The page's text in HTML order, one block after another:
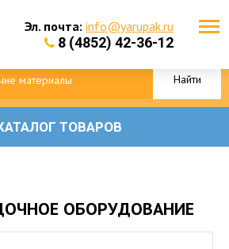
Эл. почта: info@yarupak.ru
8 (4852) 42-36-12
Найти
ТОВАРОВ
ОБОРУДОВАНИЕ